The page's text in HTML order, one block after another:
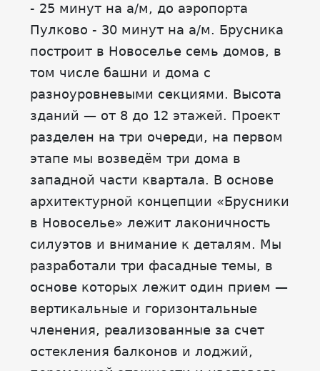
- 25 минут на а/м, до аэропорта
Пулково - 30 минут на а/м. Брусника
построит в Новоселье семь домов, в
том числе башни и дома с
разноуровневыми секциями. Высота
зданий — от 8 до 12 этажей. Проект
разделен на три очереди, на первом
этапе мы возведём три дома в
западной части квартала. В основе
архитектурной концепции «Брусники
в Новоселье» лежит лаконичность
силуэтов и внимание к деталям. Мы
разработали три фасадные темы, в
основе которых лежит один прием —
вертикальные и горизонтальные
членения, реализованные за счет
остекления балконов и лоджий,